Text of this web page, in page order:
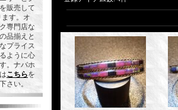
販売して
ます。オ
専門店な
品揃えと
プライス
ように心
。ナバホ
こちらを
さい。